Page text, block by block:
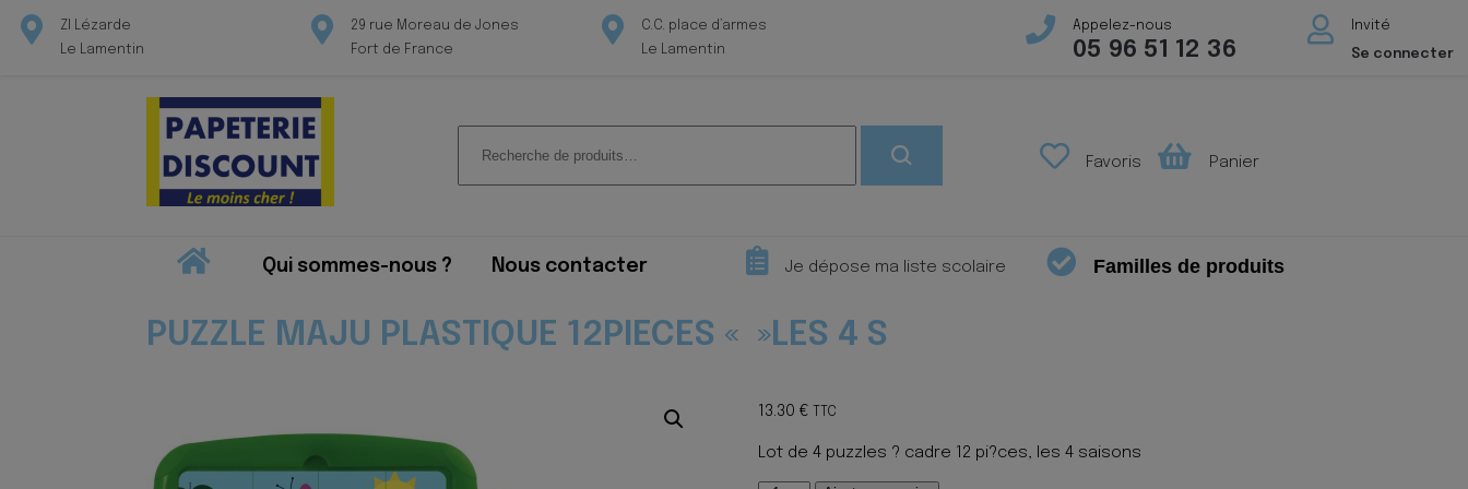
ZI Lézarde
Le Lamentin
29 rue Moreau de Jones
Fort de France
C.C. place d’armes
Le Lamentin
Appelez-nous
05 96 51 12 36
Invité
Se connecter
pour :
Favoris Panier
Qui sommes-nous ? Nous contacter Je dépose ma liste scolaire Familles de produits
PUZZLE MAJU PLASTIQUE 12PIECES « »LES 4 S
13.30 € TTC
Lot de 4 puzzles ? cadre 12 pi?ces, les 4 saisons